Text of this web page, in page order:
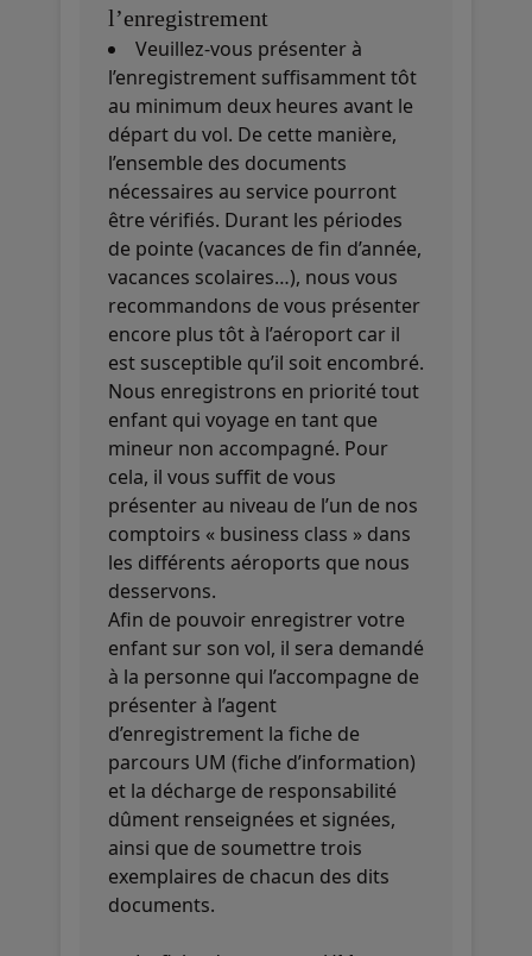
l’enregistrement
Veuillez-vous présenter à
l’enregistrement suffisamment tôt
au minimum deux heures avant le
départ du vol. De cette manière,
l’ensemble des documents
nécessaires au service pourront
être vérifiés. Durant les périodes
de pointe (vacances de fin d’année,
vacances scolaires…), nous vous
recommandons de vous présenter
encore plus tôt à l’aéroport car il
est susceptible qu’il soit encombré.
Nous enregistrons en priorité tout
enfant qui voyage en tant que
mineur non accompagné. Pour
cela, il vous suffit de vous
présenter au niveau de l’un de nos
comptoirs « business class » dans
les différents aéroports que nous
desservons.
Afin de pouvoir enregistrer votre
enfant sur son vol, il sera demandé
à la personne qui l’accompagne de
présenter à l’agent
d’enregistrement la fiche de
parcours UM (fiche d’information)
et la décharge de responsabilité
dûment renseignées et signées,
ainsi que de soumettre trois
exemplaires de chacun des dits
documents.